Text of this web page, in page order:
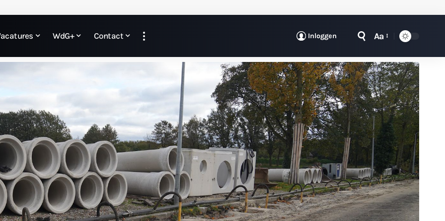
WdG+ Contact Inloggen Aa